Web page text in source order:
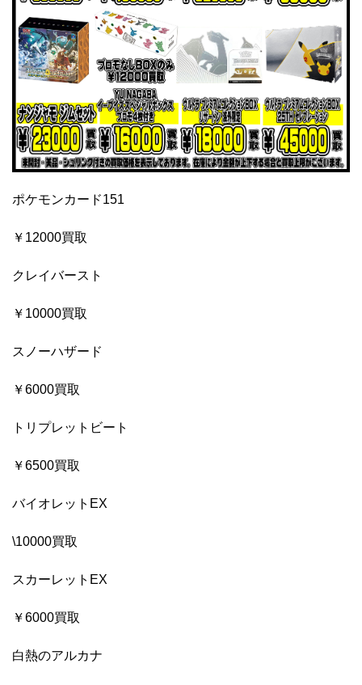
ポケモンカード151
￥12000買取
クレイバースト
￥10000買取
スノーハザード
￥6000買取
トリプレットビート
￥6500買取
バイオレットEX
\10000買取
スカーレットEX
￥6000買取
白熱のアルカナ